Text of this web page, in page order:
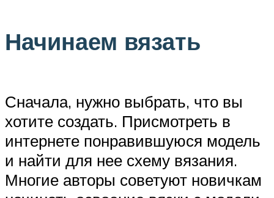
Начинаем вязать
Сначала, нужно выбрать, что вы
хотите создать. Присмотреть в
интернете понравившуюся модель
и найти для нее схему вязания.
Многие авторы советуют новичкам